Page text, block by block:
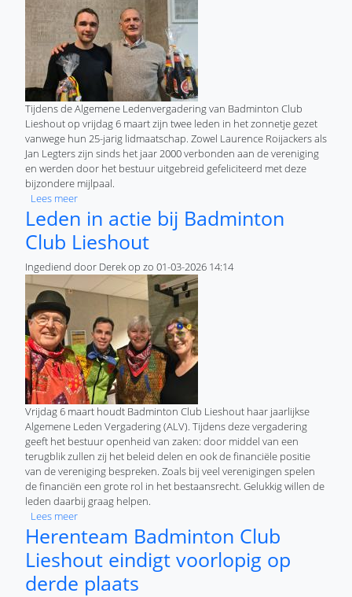
Tijdens de Algemene Ledenvergadering van Badminton Club
Lieshout op vrijdag 6 maart zijn twee leden in het zonnetje gezet
vanwege hun 25-jarig lidmaatschap. Zowel Laurence Roijackers als
Jan Legters zijn sinds het jaar 2000 verbonden aan de vereniging
en werden door het bestuur uitgebreid gefeliciteerd met deze
bijzondere mijlpaal.
Lees meerover Twee zilveren jubilarissen bij Badminton Club Lieshout
Leden in actie bij Badminton
Club Lieshout
Ingediend door Derekop zo 01-03-2026 14:14
Vrijdag 6 maart houdt Badminton Club Lieshout haar jaarlijkse
Algemene Leden Vergadering (ALV). Tijdens deze vergadering
geeft het bestuur openheid van zaken: door middel van een
terugblik zullen zij het beleid delen en ook de financiële positie
van de vereniging bespreken. Zoals bij veel verenigingen spelen
de financiën een grote rol in het bestaansrecht. Gelukkig willen de
leden daarbij graag helpen.
Lees meerover Leden in actie bij Badminton Club Lieshout
Herenteam Badminton Club
Lieshout eindigt voorlopig op
derde plaats